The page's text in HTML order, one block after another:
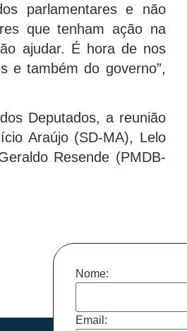
parlamentares e não
que tenham ação na
ajudar. É hora de nos
e também do governo”,
Deputados, a reunião
Araújo (SD-MA), Lelo
Resende (PMDB-
Nome:
Email: